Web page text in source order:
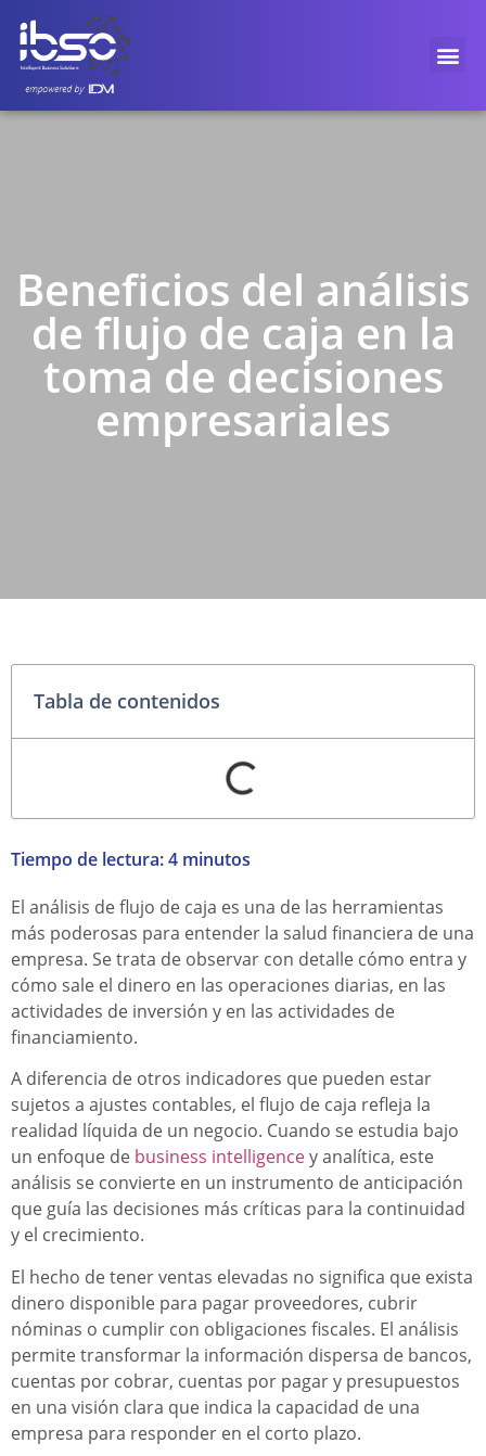
Beneficios del análisis
de flujo de caja en la
toma de decisiones
empresariales
Tabla de contenidos
Tiempo de lectura:4 minutos
El análisis de flujo de caja es una de las herramientas
más poderosas para entender la salud financiera de una
empresa. Se trata de observar con detalle cómo entra y
cómo sale el dinero en las operaciones diarias, en las
actividades de inversión y en las actividades de
financiamiento.
A diferencia de otros indicadores que pueden estar
sujetos a ajustes contables, el flujo de caja refleja la
realidad líquida de un negocio. Cuando se estudia bajo
un enfoque de business intelligencey analítica, este
análisis se convierte en un instrumento de anticipación
que guía las decisiones más críticas para la continuidad
y el crecimiento.
El hecho de tener ventas elevadas no significa que exista
dinero disponible para pagar proveedores, cubrir
nóminas o cumplir con obligaciones fiscales. El análisis
permite transformar la información dispersa de bancos,
cuentas por cobrar, cuentas por pagar y presupuestos
en una visión clara que indica la capacidad de una
empresa para responder en el corto plazo.